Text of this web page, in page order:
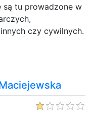
są tu prowadzone w
czy cywilnych.